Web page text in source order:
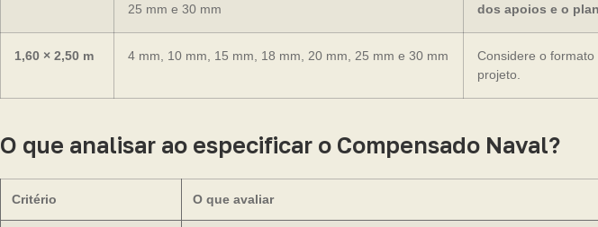
25 mm e 30 mm
dos apoios e o
1,60 × 2,50 m 4 mm, 10 mm, 15 mm, 18 mm, 20 mm, 25 mm e 30 mm
Considere o
projeto.
O que analisar ao especificar o Compensado Naval?
Critério O que avaliar